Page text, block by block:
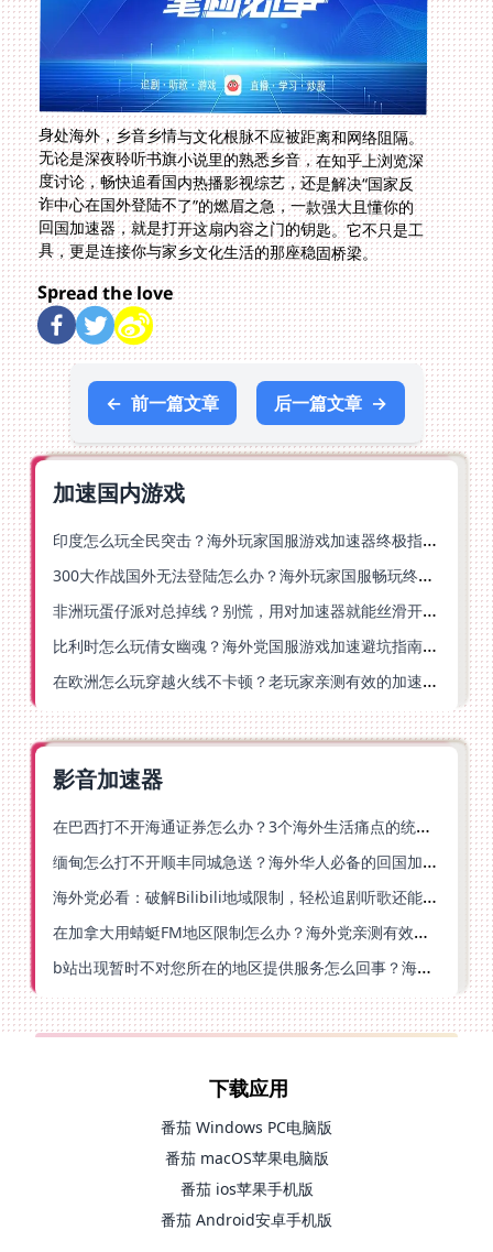
身处海外，乡音乡情与文化根脉不应被距离和网络阻隔。
无论是深夜聆听书旗小说里的熟悉乡音，在知乎上浏览深
度讨论，畅快追看国内热播影视综艺，还是解决“国家反
诈中心在国外登陆不了”的燃眉之急，一款强大且懂你的
回国加速器，就是打开这扇内容之门的钥匙。它不只是工
具，更是连接你与家乡文化生活的那座稳固桥梁。
Spread the love
← 前一篇文章 后一篇文章 →
加速国内游戏
印度怎么玩全民突击？海外玩家国服游戏加速器终极指南（附原神延迟优化+精灵之境加速器选择）
300大作战国外无法登陆怎么办？海外玩家国服畅玩终极指南（附实测推荐）
非洲玩蛋仔派对总掉线？别慌，用对加速器就能丝滑开跑！
比利时怎么玩倩女幽魂？海外党国服游戏加速避坑指南（附实测推荐）
在欧洲怎么玩穿越火线不卡顿？老玩家亲测有效的加速器选择指南
影音加速器
在巴西打不开海通证券怎么办？3个海外生活痛点的统一解决方案
缅甸怎么打不开顺丰同城急送？海外华人必备的回国加速指南（附B站会员游戏解决方案）
海外党必看：破解Bilibili地域限制，轻松追剧听歌还能流畅理财的实用指南
在加拿大用蜻蜓FM地区限制怎么办？海外党亲测有效的回国加速方案
b站出现暂时不对您所在的地区提供服务怎么回事？海外党亲测有效的回国加速方案
下载应用
番茄 Windows PC电脑版
番茄 macOS苹果电脑版
番茄 ios苹果手机版
番茄 Android安卓手机版